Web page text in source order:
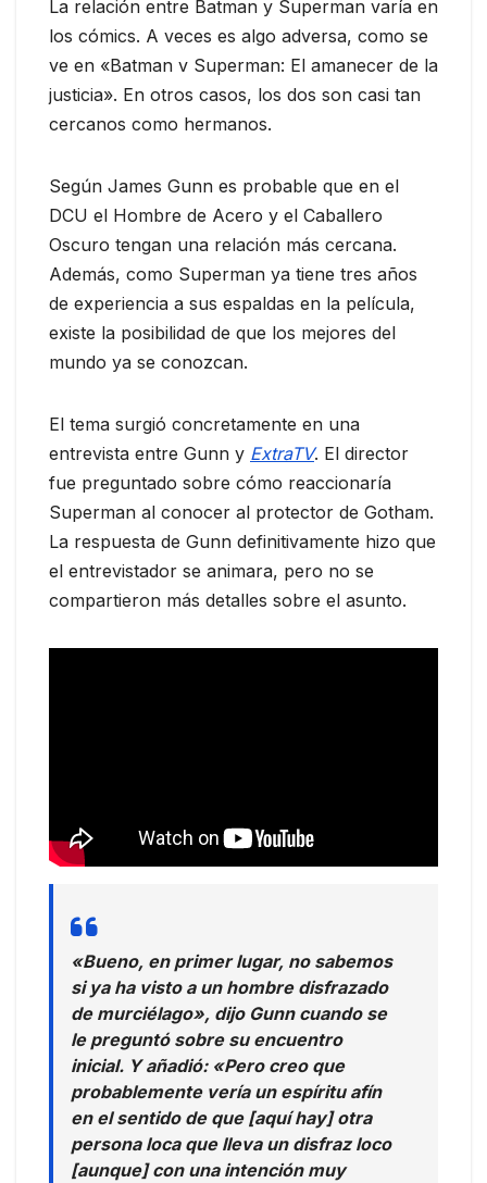
La relación entre Batman y Superman varía en
los cómics. A veces es algo adversa, como se
ve en «Batman v Superman: El amanecer de la
justicia». En otros casos, los dos son casi tan
cercanos como hermanos.
Según James Gunn es probable que en el
DCU el Hombre de Acero y el Caballero
Oscuro tengan una relación más cercana.
Además, como Superman ya tiene tres años
de experiencia a sus espaldas en la película,
existe la posibilidad de que los mejores del
mundo ya se conozcan.
El tema surgió concretamente en una
entrevista entre Gunn y ExtraTV. El director
fue preguntado sobre cómo reaccionaría
Superman al conocer al protector de Gotham.
La respuesta de Gunn definitivamente hizo que
el entrevistador se animara, pero no se
compartieron más detalles sobre el asunto.
«Bueno, en primer lugar, no sabemos
si ya ha visto a un hombre disfrazado
de murciélago», dijo Gunn cuando se
le preguntó sobre su encuentro
inicial. Y añadió: «Pero creo que
probablemente vería un espíritu afín
en el sentido de que [aquí hay] otra
persona loca que lleva un disfraz loco
[aunque] con una intención muy